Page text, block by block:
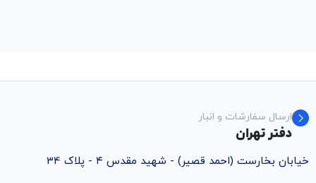
ارسال سفارشات و انبار
دفتر تهران
خیابان بخارست (احمد قصیر) - شهید مقدس ۴ - پلاک 34